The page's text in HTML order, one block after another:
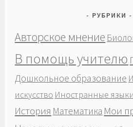
РУБРИКИ
Авторское мнение
В помощь учителю
Дошкольное образование
искусство Иностранные языки
История Математика Мои